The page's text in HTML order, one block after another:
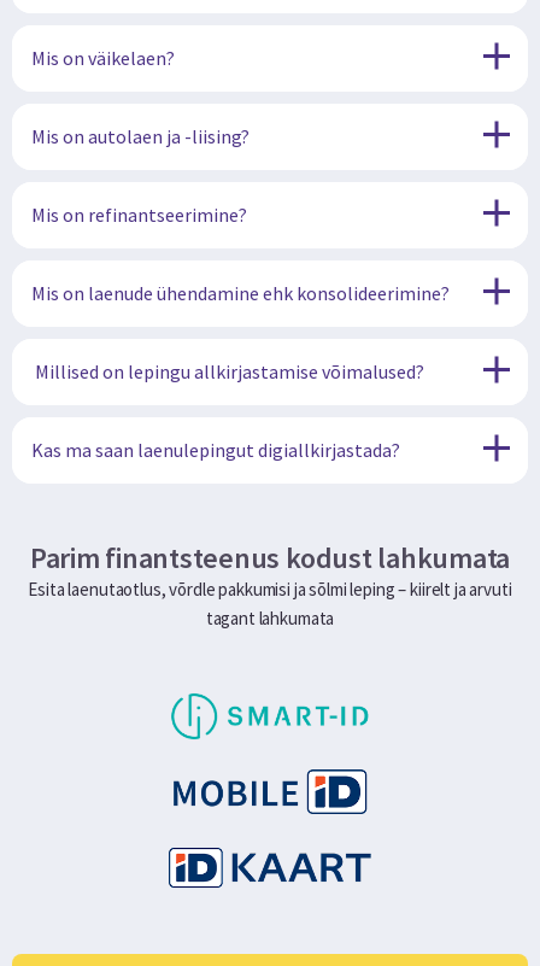
Mis on väikelaen?
Mis on autolaen ja -liising?
Mis on refinantseerimine?
Mis on laenude ühendamine ehk konsolideerimine?
Millised on lepingu allkirjastamise võimalused?
Kas ma saan laenulepingut digiallkirjastada?
Parim finantsteenus kodust lahkumata
Esita laenutaotlus, võrdle pakkumisi ja sõlmi leping – kiirelt ja arvuti
tagant lahkumata